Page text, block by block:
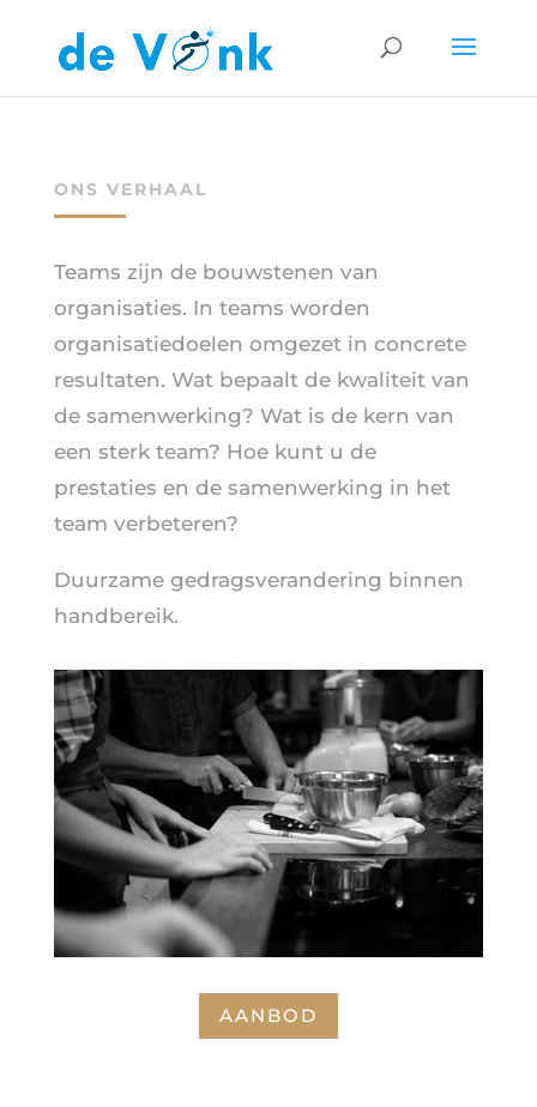
ONS VERHAAL
Teams zijn de bouwstenen van
organisaties. In teams worden
organisatiedoelen omgezet in concrete
resultaten. Wat bepaalt de kwaliteit van
de samenwerking? Wat is de kern van
een sterk team? Hoe kunt u de
prestaties en de samenwerking in het
team verbeteren?
Duurzame gedragsverandering binnen
handbereik.
AANBOD